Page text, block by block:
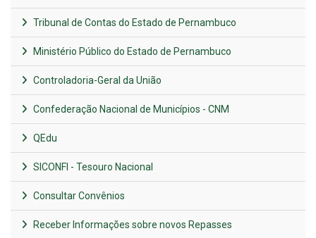
Tribunal de Contas do Estado de Pernambuco
Ministério Público do Estado de Pernambuco
Controladoria-Geral da União
Confederação Nacional de Municípios - CNM
QEdu
SICONFI - Tesouro Nacional
Consultar Convênios
Receber Informações sobre novos Repasses